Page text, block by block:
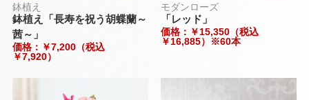
鉢植え
鉢植え「長寿を祝う胡蝶蘭～
茜～」
価格：￥7,200（税込
￥7,920）
モダンローズ
「レッド」
価格：￥15,350（税込
￥16,885）※60本